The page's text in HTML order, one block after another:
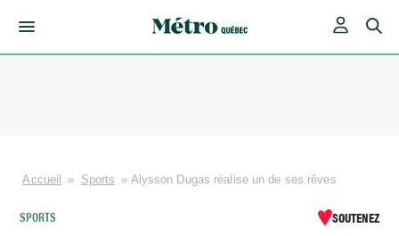
Accueil » Sports » Alysson Dugas réalise un de ses rêves
SPORTS SOUTENEZ